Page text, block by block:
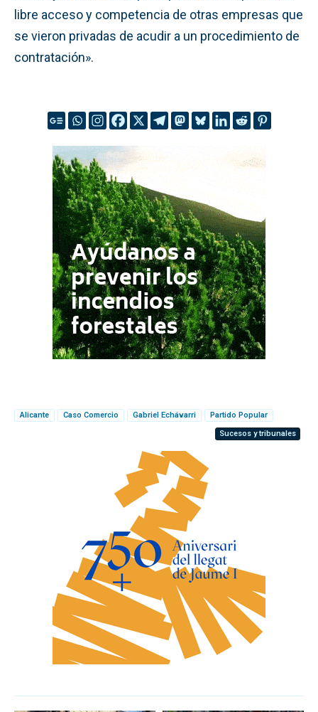
libre acceso y competencia de otras empresas que
se vieron privadas de acudir a un procedimiento de
contratación».
Alicante Caso Comercio Gabriel Echávarri
Partido Popular
Sucesos y tribunales